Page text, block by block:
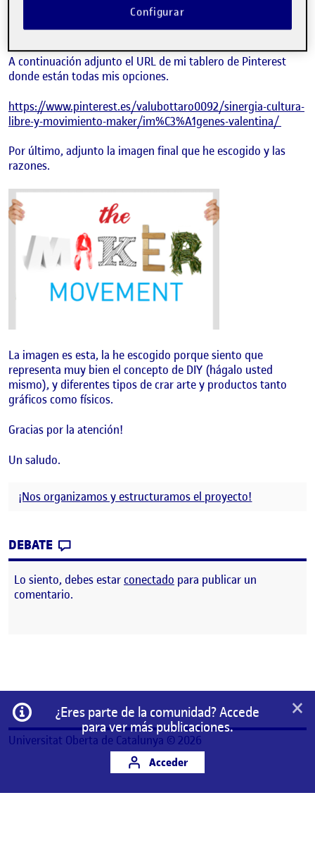
Movimiento maker, Cultura libre, Cultura maker y Cultura
libre y movimiento maker.
A continuación adjunto el URL de mi tablero de Pinterest
donde están todas mis opciones.
https://www.pinterest.es/valubottaro0092/sinergia-cultura-
libre-y-movimiento-maker/im%C3%A1genes-valentina/
Por último, adjunto la imagen final que he escogido y las
razones.
La imagen es esta, la he escogido porque siento que
representa muy bien el concepto de DIY (hágalo usted
mismo), y diferentes tipos de crar arte y productos tanto
gráficos como físicos.
Gracias por la atención!
Un saludo.
¡Nos organizamos y estructuramos el proyecto!
DEBATE
Lo siento, debes estarconectado para publicar un
comentario.
Información
¿Eres parte de la comunidad? Accede
para ver más publicaciones.
Acceder
×
Universitat Oberta de Catalunya © 2026
Configurar